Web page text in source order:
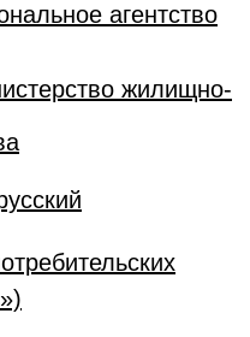
агентство
жилищно-